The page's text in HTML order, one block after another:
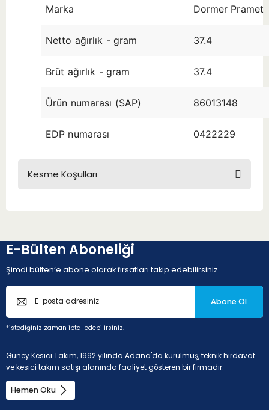
Marka Dormer Pramet
Netto ağırlık - gram 37.4
Brüt ağırlık - gram 37.4
Ürün numarası (SAP) 86013148
EDP numarası 0422229
Kesme Koşulları
E-Bülten Aboneliği
Şimdi bülten’e abone olarak fırsatları takip edebilirsiniz.
Abone Ol
*istediğiniz zaman iptal edebilirsiniz.
Güney Kesici Takım, 1992 yılında Adana'da kurulmuş, teknik hırdavat
ve kesici takım satışı alanında faaliyet gösteren bir firmadır.
Hemen Oku